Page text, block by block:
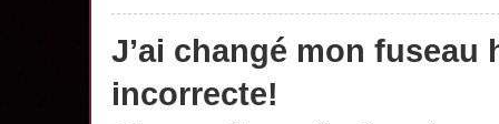
J’ai changé mon fuseau
incorrecte!